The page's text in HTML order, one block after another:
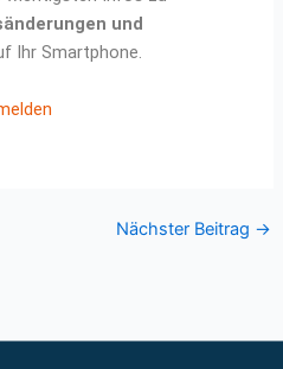
und
Ihr Smartphone.
Nächster Beitrag →